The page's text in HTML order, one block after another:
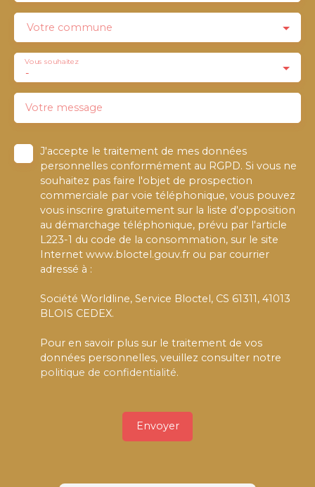
Votre commune
-
Vous souhaitez
Votre message
J'accepte le traitement de mes données
personnelles conformément au RGPD. Si vous ne
souhaitez pas faire l'objet de prospection
commerciale par voie téléphonique, vous pouvez
vous inscrire gratuitement sur la liste d'opposition
au démarchage téléphonique, prévu par l'article
L223-1 du code de la consommation, sur le site
Internet www.bloctel.gouv.fr ou par courrier
adressé à :
Société Worldline, Service Bloctel, CS 61311, 41013
BLOIS CEDEX.
Pour en savoir plus sur le traitement de vos
données personnelles, veuillez consulter notre
politique de confidentialité.
Envoyer